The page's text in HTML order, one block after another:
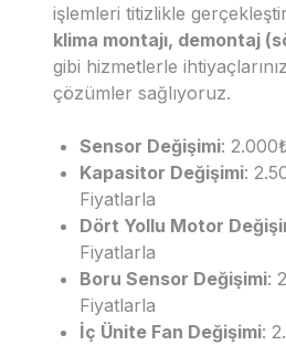
işlemleri titizlikle
klima montajı, demontaj
gibi hizmetlerle
çözümler sağlıyoruz.
Sensor Değişimi:
Kapasitor Değişimi:
Fiyatlarla
Dört Yollu Motor
Fiyatlarla
Boru Sensor Değişimi:
Fiyatlarla
İç Ünite Fan Değişimi: